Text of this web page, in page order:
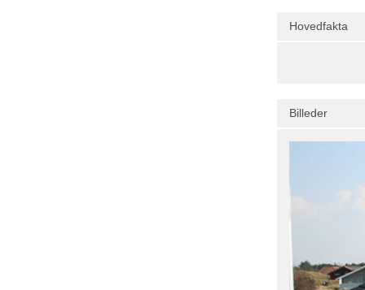
Hovedfakta
Billeder